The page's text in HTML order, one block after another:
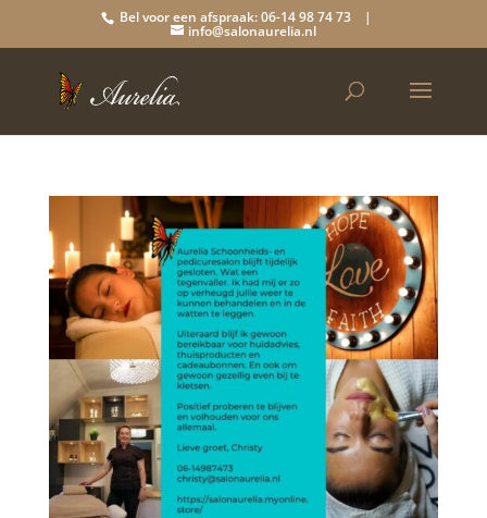
Bel voor een afspraak: 06-14 98 74 73 |
info@salonaurelia.nl